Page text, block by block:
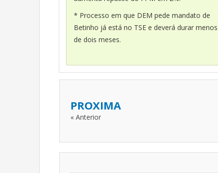
* Processo em que DEM pede mandato de
Betinho já está no TSE e deverá durar menos
de dois meses.
PROXIMA
« Anterior